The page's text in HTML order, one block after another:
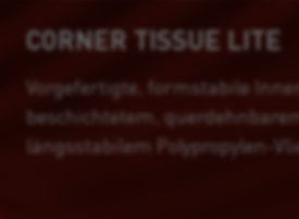
CORNER TISSUE LITE
Vorgefertigte, formstabile
beschichtetem,
längsstabilem Polypropylen-